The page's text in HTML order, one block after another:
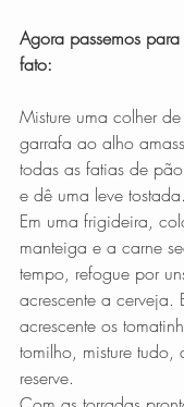
Agora passemos
fato:
Misture uma colher
garrafa ao alho
todas as fatias de
e dê uma leve tostada.
Em uma frigideira,
manteiga e a carne
tempo, refogue por
acrescente a cerveja.
acrescente os
tomilho, misture
reserve.